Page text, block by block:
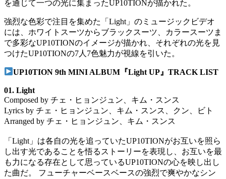
を通じて一つの光に集まったUP10TIONが描かれた。
強烈な色彩で注目を集めた「Light」のミュージックビデオ
には、ホワイトスーツからブラックスーツ、カラースーツま
で多彩なUP10TIONのイメージが描かれ、それぞれの光を見
つけたUP10TIONの7人7色魅力が視線を引いた。
UP10TION 9th MINI ALBUM『Light UP』TRACK LIST
01. Light
Composed by チェ・ヒョンジュン、キム・スンス
Lyrics by チェ・ヒョンジュン、キム・スンス、クン、ビト
Arranged by チェ・ヒョンジュン、キム・スンス
「Light」は各自の光を追っていたUP10TIONがお互いを照ら
し出す光であることを悟るストーリーを表現し、お互いを最
も力になる存在として思っているUP10TIONの心を映し出し
た曲だ。 フューチャーベースベースの強烈で爽やかなシン